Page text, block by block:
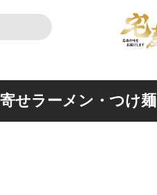
せラーメン・つけ麺